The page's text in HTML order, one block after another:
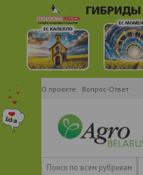
О проекте Вопрос-Ответ